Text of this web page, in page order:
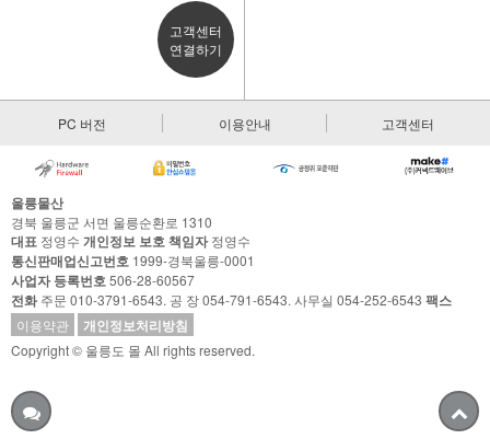
고객센터
연결하기
PC 버전 이용안내 고객센터
울릉물산
경북 울릉군 서면 울릉순환로 1310
대표 정영수 개인정보 보호 책임자정영수
통신판매업신고번호 1999-경북울릉-0001
사업자 등록번호506-28-60567
전화주문 010-3791-6543. 공 장 054-791-6543. 사무실 054-252-6543 팩스
이용약관 개인정보처리방침
Copyright © 울릉도 몰 All rights reserved.